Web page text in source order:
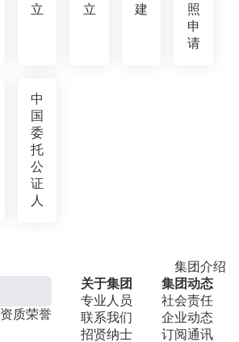
立
立
建
照
申
请
中
国
委
托
公
证
人
集团介绍
资质荣誉
关于集团
专业人员
联系我们
招贤纳士
集团动态
社会责任
企业动态
订阅通讯